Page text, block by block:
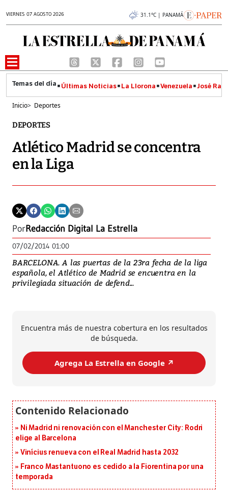
VIERNES 07 AGOSTO 2026 31.1°C | PANAMÁ
Últimas Noticias La Llorona Venezuela José
Inicio> Deportes
DEPORTES
Atlético Madrid se concentra
en la Liga
PorRedacción Digital La Estrella
07/02/2014 01:00
BARCELONA. A las puertas de la 23ra fecha de la liga
española, el Atlético de Madrid se encuentra en la
privilegiada situación de defend...
Encuentra más de nuestra cobertura en los resultados
de búsqueda.
Agrega La Estrella en Google ↗️
Ni Madrid ni renovación con el Manchester City: Rodri
elige al Barcelona
Vinícius renueva con el Real Madrid hasta 2032
Franco Mastantuono es cedido a la Fiorentina por una
temporada